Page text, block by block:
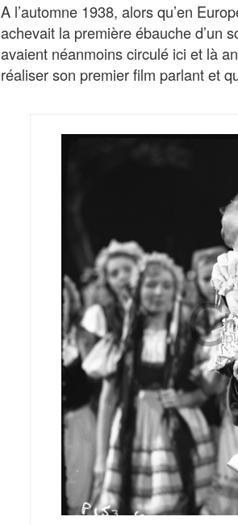
A l’automne 1938, alors qu’en
achevait la première ébauche d’un
avaient néanmoins circulé ici et là
réaliser son premier film parlant et